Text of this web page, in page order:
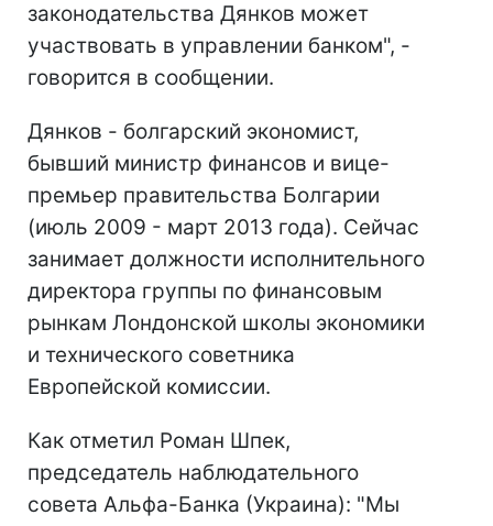
законодательства Дянков может
участвовать в управлении банком", -
говорится в сообщении.
Дянков - болгарский экономист,
бывший министр финансов и вице-
премьер правительства Болгарии
(июль 2009 - март 2013 года). Сейчас
занимает должности исполнительного
директора группы по финансовым
рынкам Лондонской школы экономики
и технического советника
Европейской комиссии.
Как отметил Роман Шпек,
председатель наблюдательного
совета Альфа-Банка (Украина): "Мы